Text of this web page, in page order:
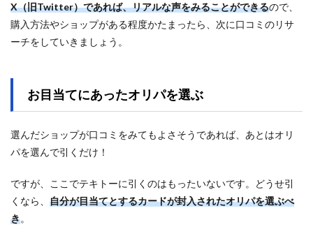
X（旧Twitter）であれば、リアルな声をみることができるので、
購入方法やショップがある程度かたまったら、次に口コミのリサ
ーチをしていきましょう。
お目当てにあったオリパを選ぶ
選んだショップが口コミをみてもよさそうであれば、あとはオリ
パを選んで引くだけ！
ですが、ここでテキトーに引くのはもったいないです。どうせ引
くなら、 自分が目当てとするカードが封入されたオリパを選ぶべ
き。